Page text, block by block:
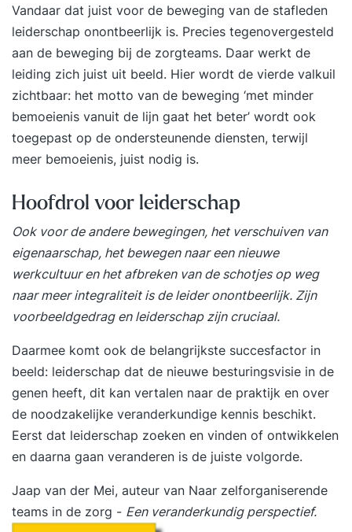
Vandaar dat juist voor de beweging van de stafleden
leiderschap onontbeerlijk is. Precies tegenovergesteld
aan de beweging bij de zorgteams. Daar werkt de
leiding zich juist uit beeld. Hier wordt de vierde valkuil
zichtbaar: het motto van de beweging ‘met minder
bemoeienis vanuit de lijn gaat het beter’ wordt ook
toegepast op de ondersteunende diensten, terwijl
meer bemoeienis, juist nodig is.
Hoofdrol voor leiderschap
Ook voor de andere bewegingen, het verschuiven van
eigenaarschap, het bewegen naar een nieuwe
werkcultuur en het afbreken van de schotjes op weg
naar meer integraliteit is de leider onontbeerlijk. Zijn
voorbeeldgedrag en leiderschap zijn cruciaal.
Daarmee komt ook de belangrijkste succesfactor in
beeld: leiderschap dat de nieuwe besturingsvisie in de
genen heeft, dit kan vertalen naar de praktijk en over
de noodzakelijke veranderkundige kennis beschikt.
Eerst dat leiderschap zoeken en vinden of ontwikkelen
en daarna gaan veranderen is de juiste volgorde.
Jaap van der Mei, auteur van Naar zelforganiserende
teams in de zorg - Een veranderkundig perspectief.